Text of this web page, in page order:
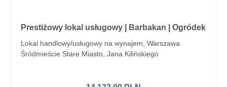
Prestiżowy lokal usługowy | Barbakan | Ogródek
Lokal handlowy/usługowy na wynajem, Warszawa
Śródmieście Stare Miasto, Jana Kilińskiego